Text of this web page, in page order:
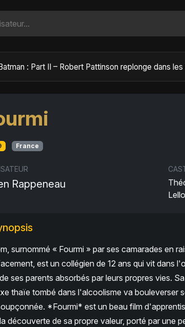
France
Rappeneau
surnommé « Fourmi » par ses camarades en
est un collégien de 12 ans qui vit dans
ses parents absorbés par leurs propres vies.
thaïe tombé dans l'alcoolisme va bouleverser
*Fourmi* est un beau film
découverte de sa propre valeur, porté par une